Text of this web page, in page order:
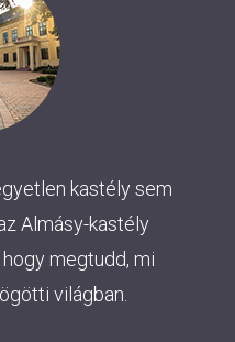
kastély sem
Almásy-kastély
megtudd, mi
világban.